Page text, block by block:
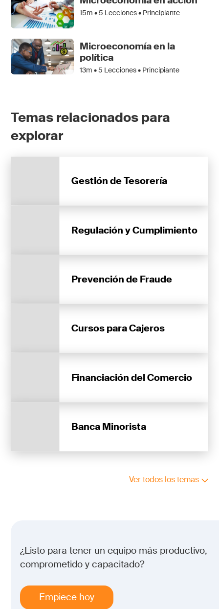
15m •5 Lecciones • Principiante
Microeconomía en la
política
13m •5 Lecciones • Principiante
Temas relacionados para
explorar
Gestión de Tesorería
Regulación y Cumplimiento
Prevención de Fraude
Cursos para Cajeros
Financiación del Comercio
Banca Minorista
Ver todos los temas
¿Listo para tener un equipo más productivo,
comprometido y capacitado?
Empiece hoy